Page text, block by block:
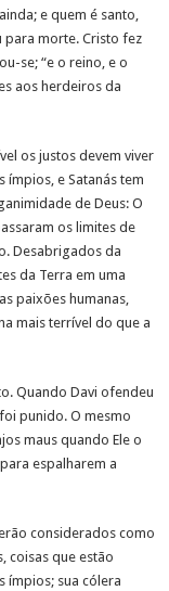
e quem é santo,
para morte. Cristo fez
se; “e o reino, e o
aos herdeiros da
os justos devem viver
ímpios, e Satanás tem
de Deus: O
os limites de
Desabrigados da
da Terra em uma
paixões humanas,
mais terrível do que a
Quando Davi ofendeu
punido. O mesmo
maus quando Ele o
espalharem a
considerados como
coisas que estão
ímpios; sua cólera